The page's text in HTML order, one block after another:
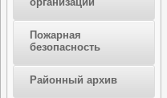
Пожарная
безопасность
Районный архив